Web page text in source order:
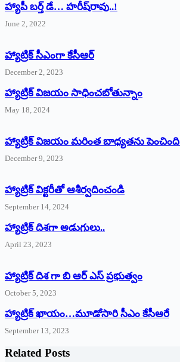
హ్యాపీ బర్త్ ‌డే… హరీష్‌రావు..!
June 2, 2022
హ్యాట్రిక్‌ ‌సీఎంగా కేసీఆర్‌
December 2, 2023
హ్యాట్రిక్‌ విజయం సాధించబోతున్నాం
May 18, 2024
హ్యాట్రిక్ విజయం మరింత బాధ్యతను పెంచింది
December 9, 2023
హ్యాట్రిక్‌ ‌విక్టరీతో ఆశీర్వదించండి
September 14, 2024
‌హ్యాట్రిక్‌ ‌దిశగా అడుగులు..
April 23, 2023
హ్యాట్రిక్ దిశ గా బి ఆర్ ఎస్ ప్రభుత్వం
October 5, 2023
హ్యాట్రిక్‌ ‌ఖాయం…మూడోసారి సీఎం కేసీఆరే
September 13, 2023
Related Posts